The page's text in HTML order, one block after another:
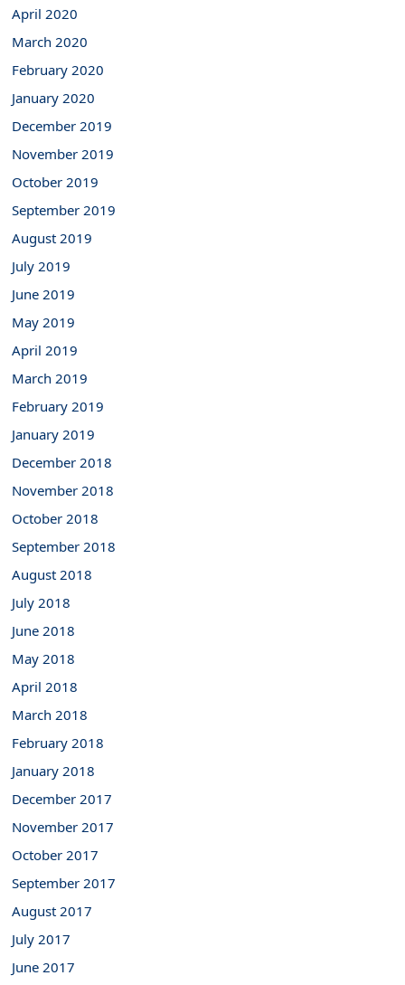
April 2020
March 2020
February 2020
January 2020
December 2019
November 2019
October 2019
September 2019
August 2019
July 2019
June 2019
May 2019
April 2019
March 2019
February 2019
January 2019
December 2018
November 2018
October 2018
September 2018
August 2018
July 2018
June 2018
May 2018
April 2018
March 2018
February 2018
January 2018
December 2017
November 2017
October 2017
September 2017
August 2017
July 2017
June 2017